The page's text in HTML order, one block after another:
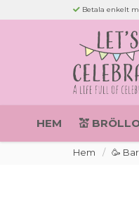
Betala enkelt
HEM 💒
Hem 🥳